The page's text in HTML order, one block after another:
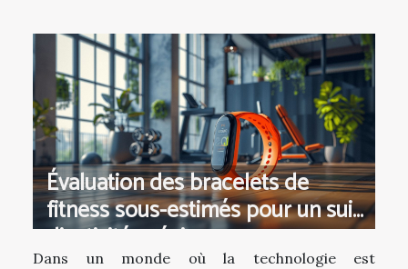
Évaluation des bracelets de
fitness sous-estimés pour un suivi
d'activité précis
Dans un monde où la technologie est